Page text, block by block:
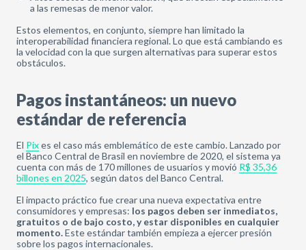
a las remesas de menor valor.
Estos elementos, en conjunto, siempre han limitado la
interoperabilidad financiera regional. Lo que está cambiando es
la velocidad con la que surgen alternativas para superar estos
obstáculos.
Pagos instantáneos: un nuevo
estándar de referencia
El Pixes el caso más emblemático de este cambio. Lanzado por
el Banco Central de Brasil en noviembre de 2020, el sistema ya
cuenta con más de 170 millones de usuarios y movió R$ 35,36
billones en 2025, según datos del Banco Central.
El impacto práctico fue crear una nueva expectativa entre
consumidores y empresas: los pagos deben ser inmediatos,
gratuitos o de bajo costo, y estar disponibles en cualquier
momento.Este estándar también empieza a ejercer presión
sobre los pagos internacionales.